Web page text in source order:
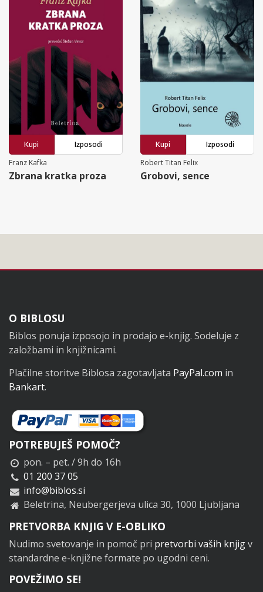
Kupi
Izposodi
Franz Kafka
Zbrana kratka proza
Kupi
Izposodi
Robert Titan Felix
Grobovi, sence
Noga
O BIBLOSU
Biblos ponuja izposojo in prodajo e-knjig. Sodeluje z
založbami in knjižnicami.
Plačilne storitve Biblosa zagotavljata PayPal.com in
Bankart.
POTREBUJEŠ POMOČ?
pon. – pet. / 9h do 16h
01 200 37 05
info@biblos.si
Beletrina, Neubergerjeva ulica 30, 1000 Ljubljana
PRETVORBA KNJIG V E-OBLIKO
Nudimo svetovanje in pomoč pri pretvorbi vaših knjigv
standardne e-knjižne formate po ugodni ceni.
POVEŽIMO SE!